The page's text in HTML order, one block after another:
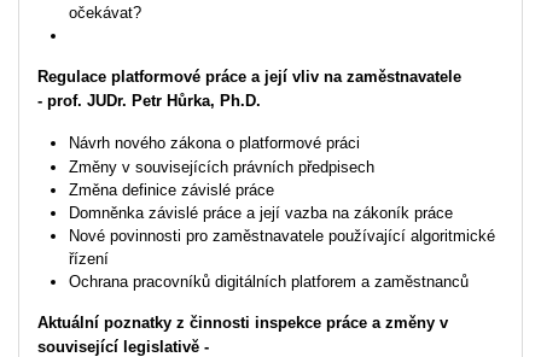
očekávat?
Regulace platformové práce a její vliv na zaměstnavatele
- prof. JUDr. Petr Hůrka, Ph.D.
Návrh nového zákona o platformové práci
Změny v souvisejících právních předpisech
Změna definice závislé práce
Domněnka závislé práce a její vazba na zákoník práce
Nové povinnosti pro zaměstnavatele používající algoritmické
řízení
Ochrana pracovníků digitálních platforem a zaměstnanců
Aktuální poznatky z činnosti inspekce práce a změny v
související legislativě -